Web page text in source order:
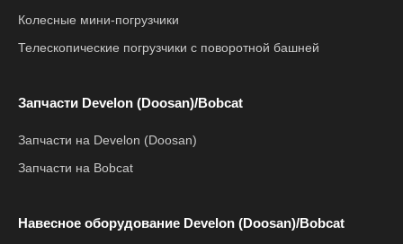
Колесные мини-погрузчики
Телескопические погрузчики с поворотной башней
Запчасти Develon (Doosan)/Bobcat
Запчасти на Develon (Doosan)
Запчасти на Bobcat
Навесное оборудование Develon (Doosan)/Bobcat